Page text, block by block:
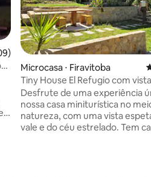
avaliação média de 5, 409
Microcasa ⋅ Firavitoba
Tiny House El Refugio com
Vale.
Desfrute de uma experiência
nossa casa miniturística no
natureza, com uma vista
vale e do céu estrelado. Tem